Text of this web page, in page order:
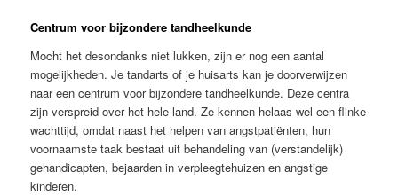
Centrum voor bijzondere tandheelkunde
Mocht het desondanks niet lukken, zijn er nog een aantal
mogelijkheden. Je tandarts of je huisarts kan je doorverwijzen
naar een centrum voor bijzondere tandheelkunde. Deze centra
zijn verspreid over het hele land. Ze kennen helaas wel een flinke
wachttijd, omdat naast het helpen van angstpatiënten, hun
voornaamste taak bestaat uit behandeling van (verstandelijk)
gehandicapten, bejaarden in verpleegtehuizen en angstige
kinderen.